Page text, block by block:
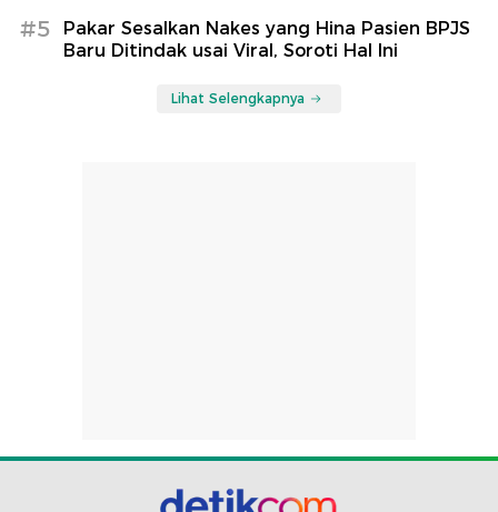
#5
Pakar Sesalkan Nakes yang Hina Pasien BPJS
Baru Ditindak usai Viral, Soroti Hal Ini
Lihat Selengkapnya